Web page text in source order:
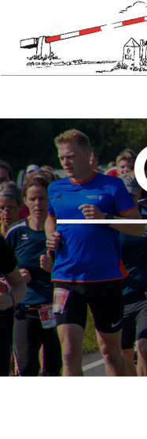
Skip to main content